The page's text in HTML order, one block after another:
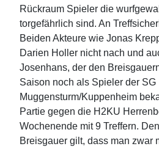
Rückraum Spieler die
torgefährlich sind. An
Beiden Akteure wie Jonas
Darien Holler nicht nach und
Josenhans, der den
Saison noch als Spieler der SG
Muggensturm/Kuppenheim
Partie gegen die H2KU
Wochenende mit 9 Treffern.
Breisgauer gilt, dass man zwar